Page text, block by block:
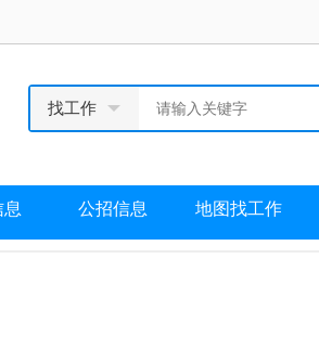
找工作
公招信息 地图找工作